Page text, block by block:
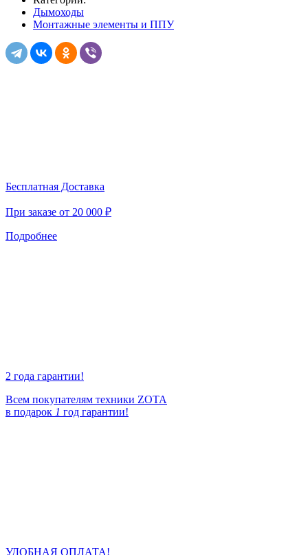
Дымоходы
Монтажные элементы и ППУ
Бесплатная Доставка
При заказе от 20 000 ₽
Подробнее
2 года гарантии!
Всем покупателям техники ZOTA
в подарок 1 год гарантии!
УДОБНАЯ ОПЛАТА!